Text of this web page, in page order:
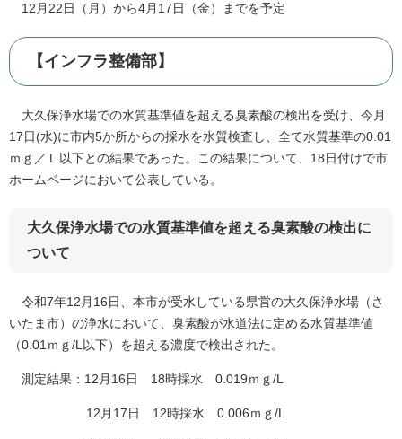
12月22日（月）から4月17日（金）までを予定
【インフラ整備部】
大久保浄水場での水質基準値を超える臭素酸の検出を受け、今月
17日(水)に市内5か所からの採水を水質検査し、全て水質基準の0.01
ｍｇ／Ｌ以下との結果であった。この結果について、18日付けで市
ホームページにおいて公表している。
大久保浄水場での水質基準値を超える臭素酸の検出に
ついて
令和7年12月16日、本市が受水している県営の大久保浄水場（さ
いたま市）の浄水において、臭素酸が水道法に定める水質基準値
（0.01ｍｇ/L以下）を超える濃度で検出された。
測定結果：12月16日 18時採水 0.019ｍｇ/L
12月17日 12時採水 0.006ｍｇ/L